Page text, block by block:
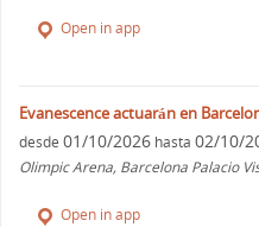
Open in app
Evanescence actuarán en
desde 01/10/2026 hasta 02/10/
Olimpic Arena, Barcelona Palacio
Open in app